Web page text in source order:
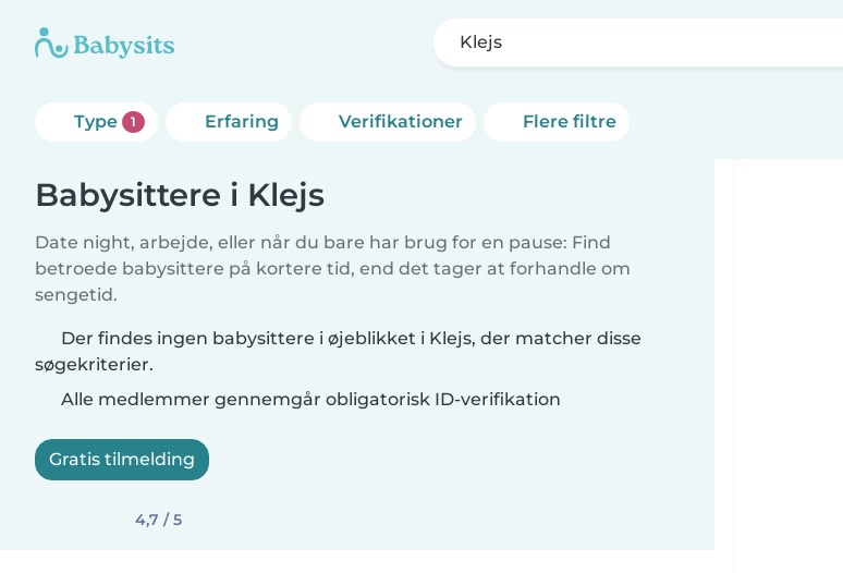
Klejs
Type 1 Erfaring Verifikationer Flere filtre
Babysittere i Klejs
Date night, arbejde, eller når du bare har brug for en pause: Find
betroede babysittere på kortere tid, end det tager at forhandle om
sengetid.
Der findes ingen babysittere i øjeblikket i Klejs, der matcher disse
søgekriterier.
Alle medlemmer gennemgår obligatorisk ID-verifikation
Gratis tilmelding
4,7 / 5